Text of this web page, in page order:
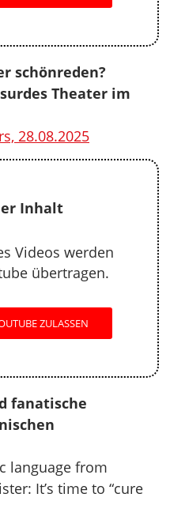
schönreden?
Theater im
28.08.2025
Inhalt
Videos werden
übertragen.
ZULASSEN
fanatische
language from
It’s time to “cure